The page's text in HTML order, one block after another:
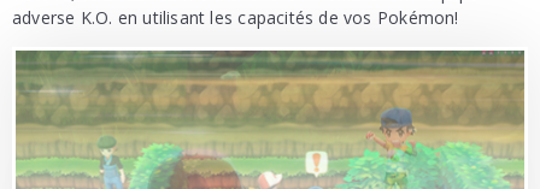
adverse K.O. en utilisant les capacités de vos Pokémon!